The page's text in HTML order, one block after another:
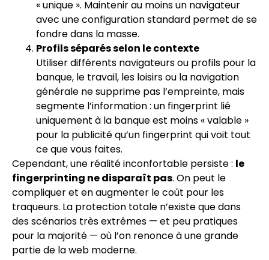
« unique ». Maintenir au moins un navigateur
avec une configuration standard permet de se
fondre dans la masse.
Profils séparés selon le contexte
Utiliser différents navigateurs ou profils pour la
banque, le travail, les loisirs ou la navigation
générale ne supprime pas l’empreinte, mais
segmente l’information : un fingerprint lié
uniquement à la banque est moins « valable »
pour la publicité qu’un fingerprint qui voit tout
ce que vous faites.
Cependant, une réalité inconfortable persiste : le
fingerprinting ne disparaît pas. On peut le
compliquer et en augmenter le coût pour les
traqueurs. La protection totale n’existe que dans
des scénarios très extrêmes — et peu pratiques
pour la majorité — où l’on renonce à une grande
partie de la web moderne.